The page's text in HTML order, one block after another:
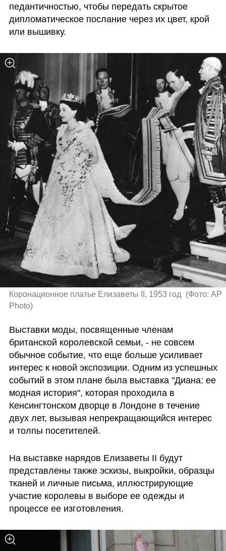
педантичностью, чтобы передать скрытое
дипломатическое послание через их цвет, крой
или вышивку.
Коронационное платье Елизаветы II, 1953 год (Фото: AP
Photo)
Выставки моды, посвященные членам
британской королевской семьи, - не совсем
обычное событие, что еще больше усиливает
интерес к новой экспозиции. Одним из успешных
событий в этом плане была выставка "Диана: ее
модная история", которая проходила в
Кенсингтонском дворце в Лондоне в течение
двух лет, вызывая непрекращающийся интерес
и толпы посетителей.
На выставке нарядов Елизаветы II будут
представлены также эскизы, выкройки, образцы
тканей и личные письма, иллюстрирующие
участие королевы в выборе ее одежды и
процессе ее изготовления.